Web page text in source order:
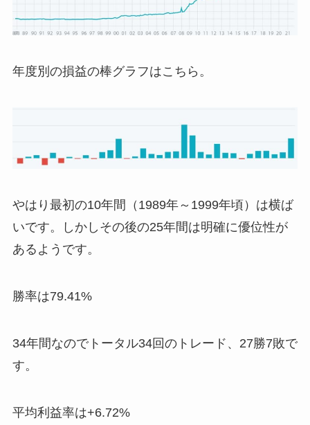
年度別の損益の棒グラフはこちら。
やはり最初の10年間（1989年～1999年頃）は横ば
いです。しかしその後の25年間は明確に優位性が
あるようです。
勝率は79.41%
34年間なのでトータル34回のトレード、27勝7敗で
す。
平均利益率は+6.72%